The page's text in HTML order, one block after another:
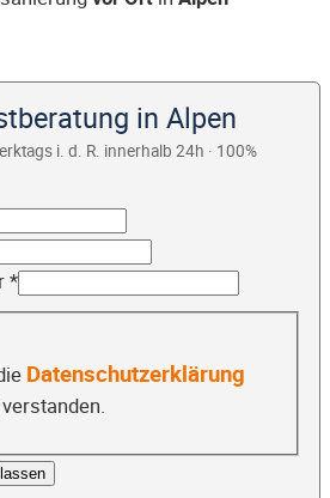
in Alpen
i. d. R. innerhalb 24h · 100%
*
Datenschutzerklärung